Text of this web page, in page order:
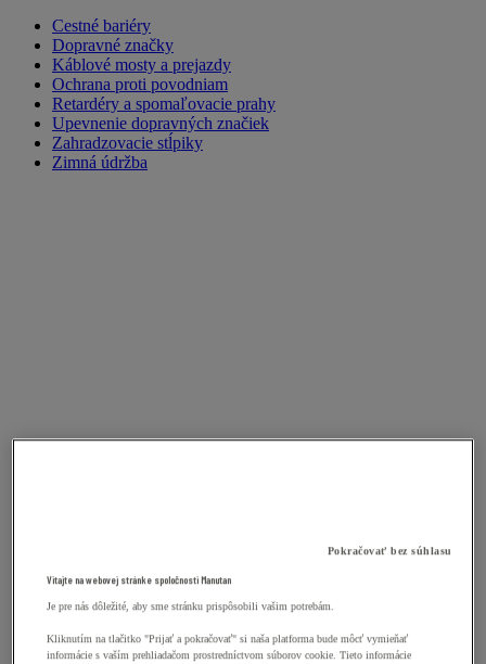
Cestné bariéry
Dopravné značky
Káblové mosty a prejazdy
Ochrana proti povodniam
Retardéry a spomaľovacie prahy
Upevnenie dopravných značiek
Zahradzovacie stĺpiky
Zimná údržba
Pokračovať bez súhlasu
Vitajte na webovej stránke spoločnosti Manutan
Je pre nás dôležité, aby sme stránku prispôsobili vašim potrebám.
Kliknutím na tlačitko "Prijať a pokračovať" si naša platforma bude môcť vymieňať
informácie s vaším prehliadačom prostredníctvom súborov cookie. Tieto informácie